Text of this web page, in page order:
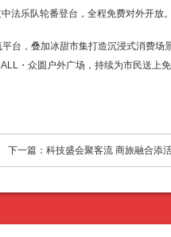
法乐队轮番登台，全程免费对外开放。
台，叠加冰甜市集打造沉浸式消费场
・众圆户外广场，持续为市民送上